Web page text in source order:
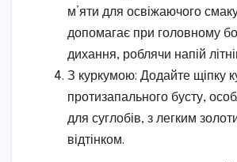
м’яти для освіжаючого
допомагає при головному
дихання, роблячи напій
З куркумою: Додайте щіпку
протизапального бусту,
для суглобів, з легким
відтінком.